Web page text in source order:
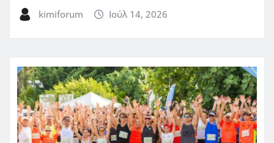
kimiforum Ιούλ 14, 2026